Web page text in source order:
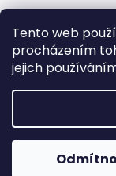
Tento web
procházením
jejich
Copyright 2026